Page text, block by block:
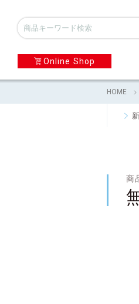
Online Shop
HOME
商